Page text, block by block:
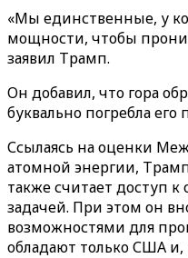
«Мы единственные, у
мощности, чтобы
заявил Трамп.
Он добавил, что гора
буквально погребла его
Ссылаясь на оценки
атомной энергии,
также считает доступ
задачей. При этом он
возможностями для
обладают только США